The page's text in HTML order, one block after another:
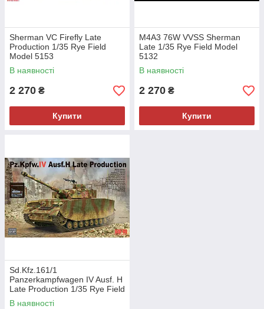
Sherman VC Firefly Late
Production 1/35 Rye Field
Model 5153
В наявності
2 270 ₴
Купити
M4A3 76W VVSS Sherman
Late 1/35 Rye Field Model
5132
В наявності
2 270 ₴
Купити
Sd.Kfz.161/1
Panzerkampfwagen IV Ausf. H
Late Production 1/35 Rye Field
Model 5127
В наявності